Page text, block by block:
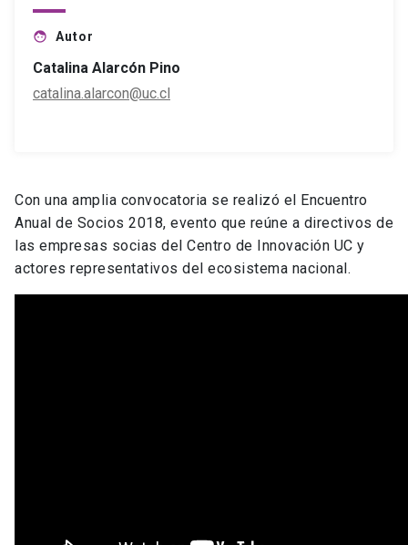
face Autor
Catalina Alarcón Pino
catalina.alarcon@uc.cl
Con una amplia convocatoria se realizó el Encuentro
Anual de Socios 2018, evento que reúne a directivos de
las empresas socias del Centro de Innovación UC y
actores representativos del ecosistema nacional.